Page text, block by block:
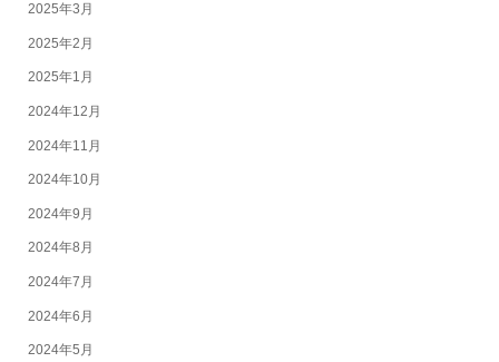
2025年3月
2025年2月
2025年1月
2024年12月
2024年11月
2024年10月
2024年9月
2024年8月
2024年7月
2024年6月
2024年5月